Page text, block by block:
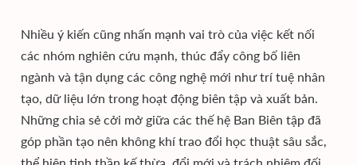
Nhiều ý kiến cũng nhấn mạnh vai trò của việc kết nối
các nhóm nghiên cứu mạnh, thúc đẩy công bố liên
ngành và tận dụng các công nghệ mới như trí tuệ nhân
tạo, dữ liệu lớn trong hoạt động biên tập và xuất bản.
Những chia sẻ cởi mở giữa các thế hệ Ban Biên tập đã
góp phần tạo nên không khí trao đổi học thuật sâu sắc,